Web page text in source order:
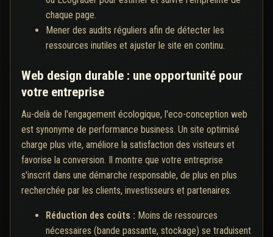
chaque page.
Mener des audits réguliers afin de détecter les
ressources inutiles et ajuster le site en continu.
Web design durable : une opportunité pour
votre entreprise
Au-delà de l'engagement écologique, l'eco-conception web
est synonyme de performance business. Un site optimisé
charge plus vite, améliore la satisfaction des visiteurs et
favorise la conversion. Il montre que votre entreprise
s'inscrit dans une démarche responsable, de plus en plus
recherchée par les clients, investisseurs et partenaires.
Réduction des coûts : Moins de ressources
nécessaires (bande passante, stockage) se traduisent